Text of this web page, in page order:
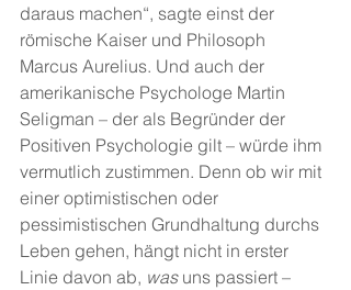
daraus machen“, sagte einst der
römische Kaiser und Philosoph
Marcus Aurelius. Und auch der
amerikanische Psychologe Martin
Seligman – der als Begründer der
Positiven Psychologie gilt – würde ihm
vermutlich zustimmen. Denn ob wir mit
einer optimistischen oder
pessimistischen Grundhaltung durchs
Leben gehen, hängt nicht in erster
Linie davon ab, was uns passiert –